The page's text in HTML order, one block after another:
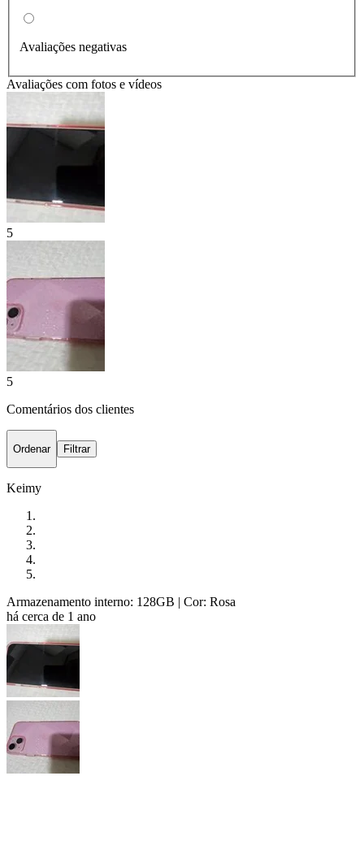
Avaliações negativas
Avaliações com fotos e vídeos
5
5
Comentários dos clientes
Ordenar Filtrar
Keimy
Armazenamento interno: 128GB | Cor: Rosa
há cerca de 1 ano